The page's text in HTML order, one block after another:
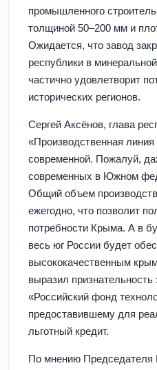
промышленного
толщиной 50–200 мм и
Ожидается, что завод
республики в
частично удовлетворит
исторических регионов.
Сергей Аксёнов, глава
«Производственная
современной. Пожалуй,
современных в Южном
Общий объем
ежегодно, что позволит
потребности Крыма. А в
весь юг России будет
высококачественным
выразил
«Российский фонд
предоставившему для
льготный кредит.
По мнению Председателя